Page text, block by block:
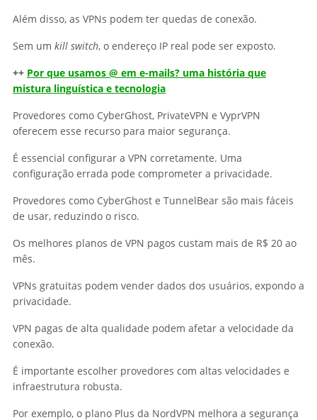
Além disso, as VPNs podem ter quedas de conexão.
Sem um kill switch, o endereço IP real pode ser exposto.
++ Por que usamos @ em e-mails? uma história que
mistura linguística e tecnologia
Provedores como CyberGhost, PrivateVPN e VyprVPN
oferecem esse recurso para maior segurança.
É essencial configurar a VPN corretamente. Uma
configuração errada pode comprometer a privacidade.
Provedores como CyberGhost e TunnelBear são mais fáceis
de usar, reduzindo o risco.
Os melhores planos de VPN pagos custam mais de R$ 20 ao
mês.
VPNs gratuitas podem vender dados dos usuários, expondo a
privacidade.
VPN pagas de alta qualidade podem afetar a velocidade da
conexão.
É importante escolher provedores com altas velocidades e
infraestrutura robusta.
Por exemplo, o plano Plus da NordVPN melhora a segurança